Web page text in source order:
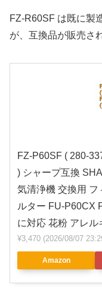
FZ-R60SF は既に製
が、互換品が販売さ
FZ-P60SF ( 280-
) シャープ互換
気清浄機 交換用 フ
ルター FU-P60CX
に対応 花粉 アレ
¥3,470 (2026/08/07
Amazon